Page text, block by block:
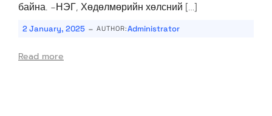
байна. -НЭГ, Хөдөлмөрийн хөлсний […]
2 January, 2025 - AUTHOR:Administrator
Read more